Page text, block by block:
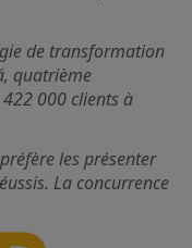
de transformation
quatrième
000 clients à
les présenter
La concurrence